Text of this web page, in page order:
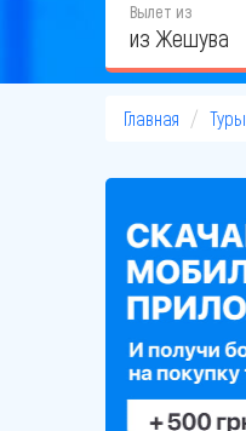
Вылет из
из Жешува
Главная Туры